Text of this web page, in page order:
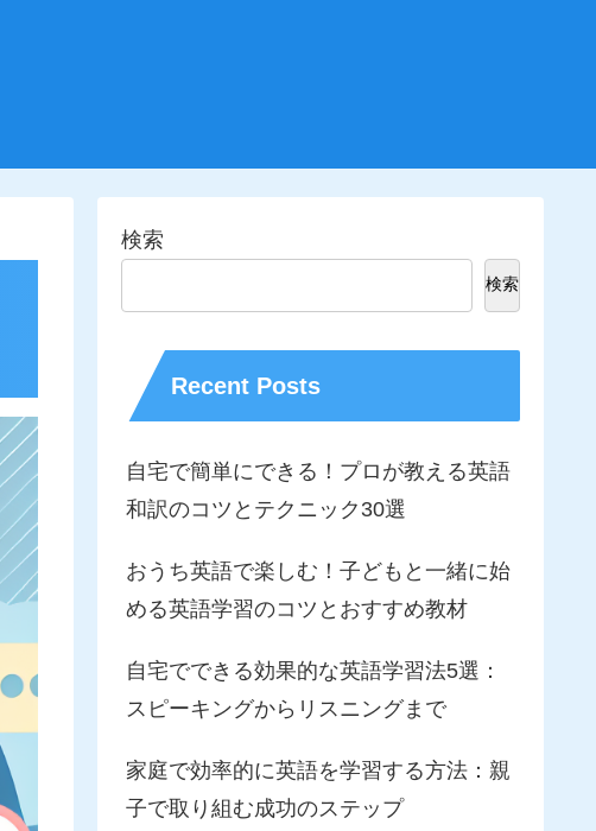
検索
検索
Recent Posts
自宅で簡単にできる！プロが教える英語
和訳のコツとテクニック30選
おうち英語で楽しむ！子どもと一緒に始
める英語学習のコツとおすすめ教材
自宅でできる効果的な英語学習法5選：
スピーキングからリスニングまで
家庭で効率的に英語を学習する方法：親
子で取り組む成功のステップ